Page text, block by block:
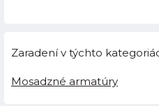
Zaradení v týchto
Mosadzné armatúry